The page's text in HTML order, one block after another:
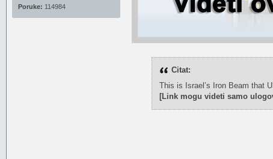
Poruke: 114984
Citat:
This is Israel’s Iron Beam that
[Link mogu videti samo